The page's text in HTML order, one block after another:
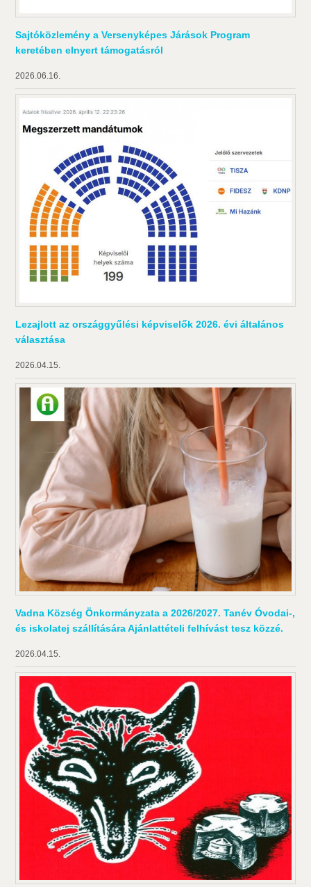
Sajtóközlemény a Versenyképes Járások Program
keretében elnyert támogatásról
2026.06.16.
Lezajlott az országgyűlési képviselők 2026. évi általános
választása
2026.04.15.
Vadna Község Önkormányzata a 2026/2027. Tanév Óvodai-,
és iskolatej szállítására Ajánlattételi felhívást tesz közzé.
2026.04.15.